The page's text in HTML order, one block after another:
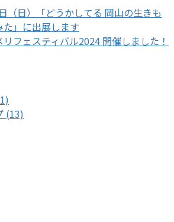
（日）「どうかしてる 岡山の生きも
」に出展します
フェスティバル2024 開催しました！
(13)